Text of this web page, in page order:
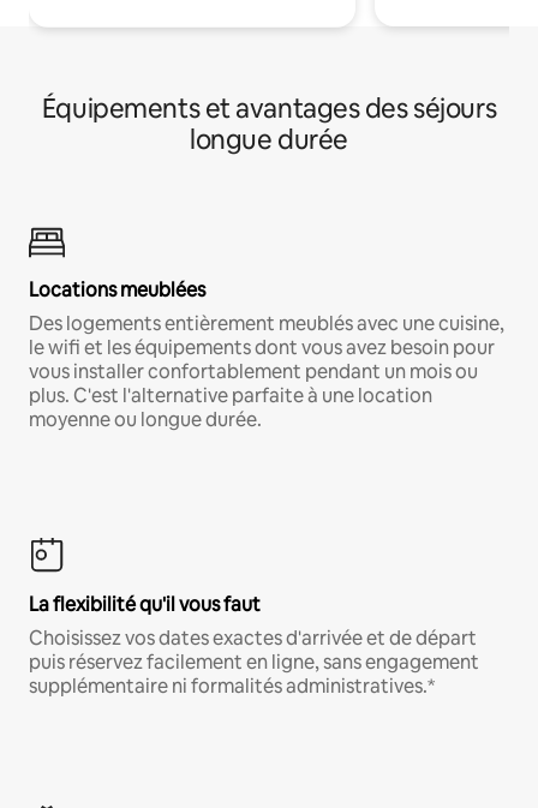
Équipements et avantages des séjours
longue durée
Locations meublées
Des logements entièrement meublés avec une cuisine,
le wifi et les équipements dont vous avez besoin pour
vous installer confortablement pendant un mois ou
plus. C'est l'alternative parfaite à une location
moyenne ou longue durée.
La flexibilité qu'il vous faut
Choisissez vos dates exactes d'arrivée et de départ
puis réservez facilement en ligne, sans engagement
supplémentaire ni formalités administratives.*